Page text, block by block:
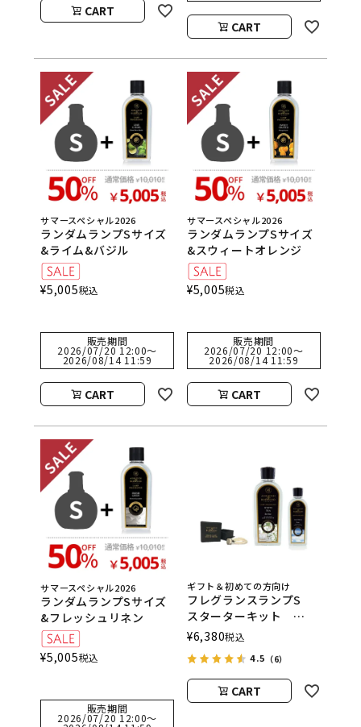
CART
CART
サマースペシャル2026
ランダムランプSサイズ
&ライム&バジル
¥5,005税込
販売期間
2026/07/20 12:00〜
2026/08/14 11:59
CART
サマースペシャル2026
ランダムランプSサイズ
&スウィートオレンジ
¥5,005税込
販売期間
2026/07/20 12:00〜
2026/08/14 11:59
CART
サマースペシャル2026
ランダムランプSサイズ
&フレッシュリネン
¥5,005税込
販売期間
2026/07/20 12:00〜
ギフト＆初めての方向け
フレグランスランプS
スターターキット
ASHLEIGH&BURWOOD
（アシュレイアンドバー
ウッド）
¥6,380税込
4.5 （6）
CART